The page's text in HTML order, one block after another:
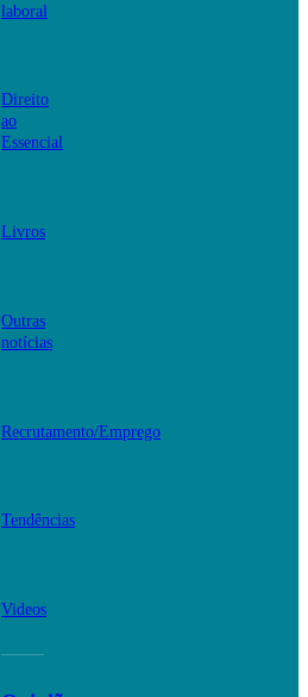
laboral
Direito
ao
Essencial
Livros
Outras
notícias
Recrutamento/Emprego
Tendências
Videos